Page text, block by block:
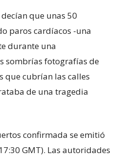
que unas 50
paros cardíacos -una
durante una
sombrías fotografías de
que cubrían las calles
de una tragedia
confirmada se emitió
GMT). Las autoridades